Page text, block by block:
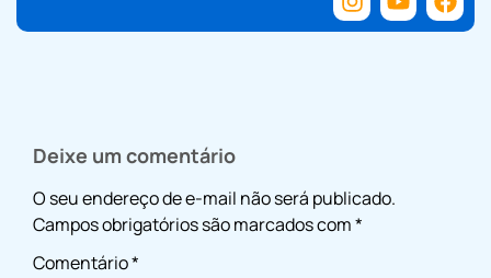
Deixe um comentário
O seu endereço de e-mail não será publicado.
Campos obrigatórios são marcados com*
Comentário*